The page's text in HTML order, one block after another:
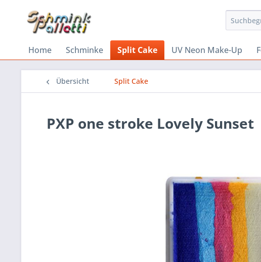
Home Schminke Split Cake UV Neon Make-Up
Übersicht Split Cake
PXP one stroke Lovely Sunset